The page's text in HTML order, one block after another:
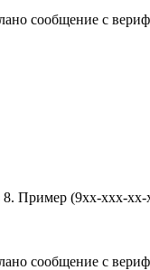
сообщение с
Пример (9хх-ххх-хх-
сообщение с